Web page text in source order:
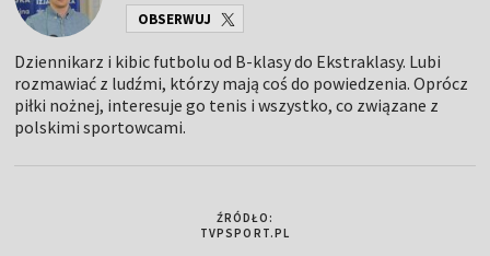
OBSERWUJ
Dziennikarz i kibic futbolu od B-klasy do Ekstraklasy. Lubi
rozmawiać z ludźmi, którzy mają coś do powiedzenia. Oprócz
piłki nożnej, interesuje go tenis i wszystko, co związane z
polskimi sportowcami.
ŹRÓDŁO:
TVPSPORT.PL